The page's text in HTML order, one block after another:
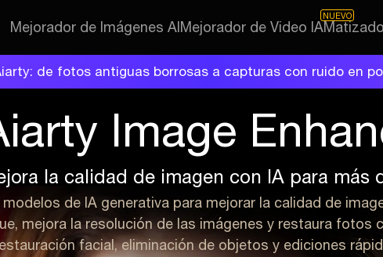
Mejorador de Imágenes AI Mejorador de Video IA
NUEVO
de fotos antiguas borrosas a capturas con ruido en
Image
la calidad de imagen con IA para más
de IA generativa para mejorar la calidad de
mejora la resolución de las imágenes y restaura fotos
facial, eliminación de objetos y ediciones